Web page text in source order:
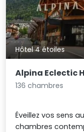
Hôtel 4 étoiles
Alpina Eclectic
136 chambres
Éveillez vos sens
chambres